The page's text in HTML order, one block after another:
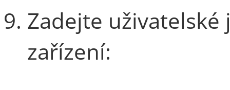
Zadejte
zařízení: